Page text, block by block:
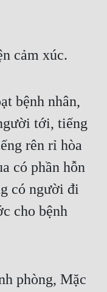
cảm xúc.
bệnh nhân,
tới, tiếng
rên rỉ hòa
có phần hỗn
có người đi
cho bệnh
phòng, Mặc